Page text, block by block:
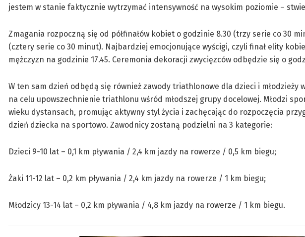
jestem w stanie faktycznie wytrzymać intensywność na wysokim poziomie –
Zmagania rozpoczną się od półfinałów kobiet o godzinie 8.30 (trzy serie co 30
(cztery serie co 30 minut). Najbardziej emocjonujące wyścigi, czyli finał elity
mężczyzn na godzinie 17.45. Ceremonia dekoracji zwycięzców odbędzie się o
W ten sam dzień odbędą się również zawody triathlonowe dla dzieci i młodzieży
na celu upowszechnienie triathlonu wśród młodszej grupy docelowej. Młodzi
wieku dystansach, promując aktywny styl życia i zachęcając do rozpoczęcia
dzień dziecka na sportowo. Zawodnicy zostaną podzielni na 3 kategorie:
Dzieci 9-10 lat – 0,1 km pływania / 2,4 km jazdy na rowerze / 0,5 km biegu;
Żaki 11-12 lat – 0,2 km pływania / 2,4 km jazdy na rowerze / 1 km biegu;
Młodzicy 13-14 lat – 0,2 km pływania / 4,8 km jazdy na rowerze / 1 km biegu.